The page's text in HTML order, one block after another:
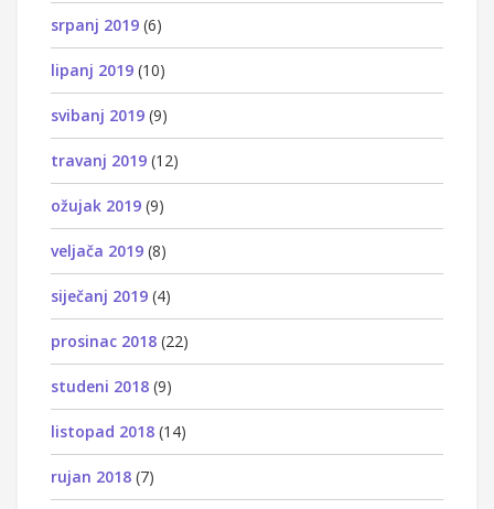
srpanj 2019 (6)
lipanj 2019 (10)
svibanj 2019 (9)
travanj 2019 (12)
ožujak 2019 (9)
veljača 2019 (8)
siječanj 2019 (4)
prosinac 2018 (22)
studeni 2018 (9)
listopad 2018 (14)
rujan 2018 (7)